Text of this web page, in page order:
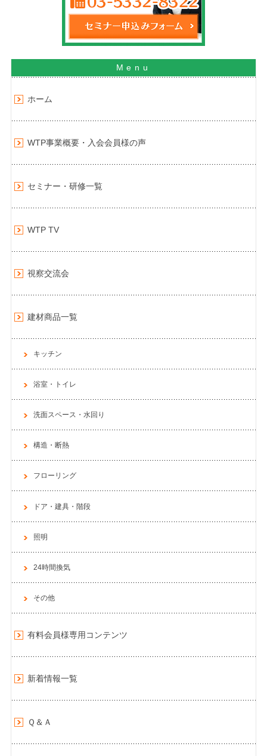
ホーム
WTP事業概要・入会会員様の声
セミナー・研修一覧
WTP TV
視察交流会
建材商品一覧
キッチン
浴室・トイレ
洗面スペース・水回り
構造・断熱
フローリング
ドア・建具・階段
照明
24時間換気
その他
有料会員様専用コンテンツ
新着情報一覧
Ｑ＆Ａ